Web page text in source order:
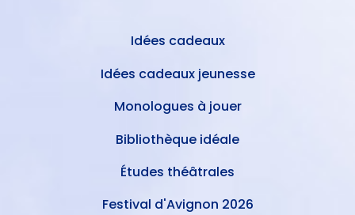
Idées cadeaux
Idées cadeaux jeunesse
Monologues à jouer
Bibliothèque idéale
Études théâtrales
Festival d'Avignon 2026